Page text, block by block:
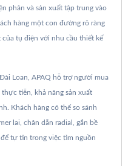
phân và sản xuất tập trung vào
hàng một con đường rõ ràng
của tụ điện với nhu cầu thiết kế
Loan, APAQ hỗ trợ người mua
tiễn, khả năng sản xuất
Khách hàng có thể so sánh
lai, chân dẫn radial, gắn bề
tự tin trong việc tìm nguồn